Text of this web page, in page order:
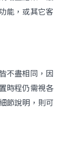
能，或其它客
不盡相同，因
時程仍需視各
節說明，則可